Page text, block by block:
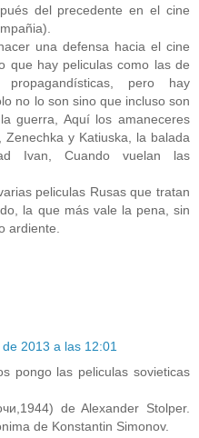
del precedente en el cine
una defensa hacia el cine
que hay peliculas como las de
pero hay
no lo son sino que incluso son
guerra, Aquí los amaneceres
y Katiuska, la balada
Ivan, Cuando vuelan las
peliculas Rusas que tratan
la que más vale la pena, sin
ardiente.
2013 a las 12:01
pongo las peliculas sovieticas
de Alexander Stolper.
de Konstantin Simonov.